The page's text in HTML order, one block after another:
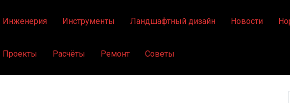
Инженерия Инструменты Ландшафтный дизайн Новости
Проекты Расчёты Ремонт Советы